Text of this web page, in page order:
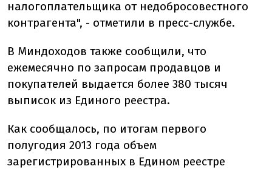
налогоплательщика от недобросовестного
контрагента", - отметили в пресс-службе.
В Миндоходов также сообщили, что
ежемесячно по запросам продавцов и
покупателей выдается более 380 тысяч
выписок из Единого реестра.
Как сообщалось, по итогам первого
полугодия 2013 года объем
зарегистрированных в Едином реестре